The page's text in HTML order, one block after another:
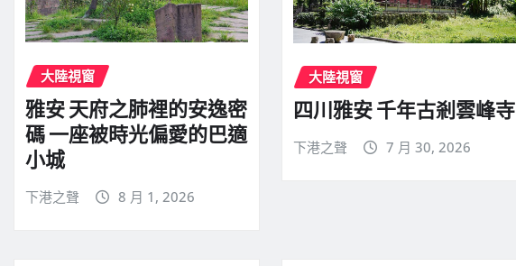
大陸視窗
雅安 天府之肺裡的安逸密
碼 一座被時光偏愛的巴適
小城
下港之聲 8 月 1, 2026
大陸視窗
四川雅安 千年古剎雲峰寺
下港之聲 7 月 30, 2026